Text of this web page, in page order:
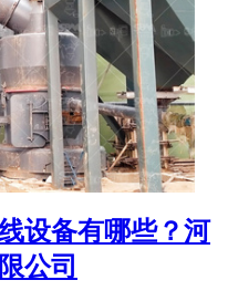
设备有哪些？河
公司